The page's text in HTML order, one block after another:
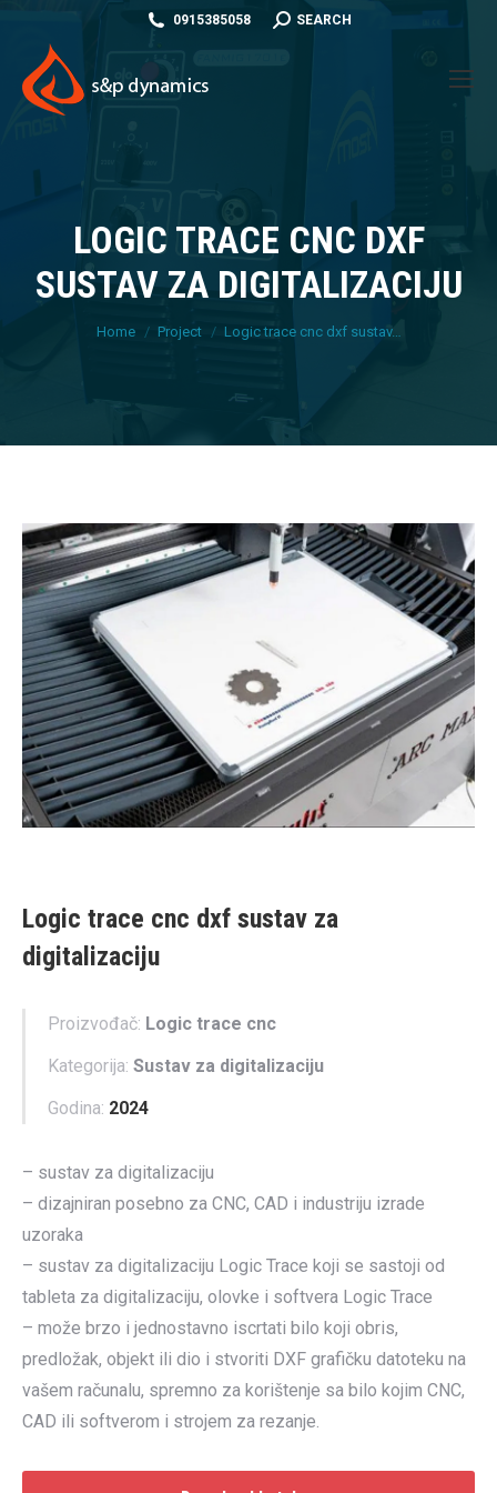
0915385058 SEARCH:
SEARCH
LOGIC TRACE CNC DXF
SUSTAV ZA DIGITALIZACIJU
You are here:
Home Project Logic trace cnc dxf sustav…
Logic trace cnc dxf sustav za
digitalizaciju
Proizvođač: Logic trace cnc
Kategorija: Sustav za digitalizaciju
Godina: 2024
– sustav za digitalizaciju
– dizajniran posebno za CNC, CAD i industriju izrade
uzoraka
– sustav za digitalizaciju Logic Trace koji se sastoji od
tableta za digitalizaciju, olovke i softvera Logic Trace
– može brzo i jednostavno iscrtati bilo koji obris,
predložak, objekt ili dio i stvoriti DXF grafičku datoteku na
vašem računalu, spremno za korištenje sa bilo kojim CNC,
CAD ili softverom i strojem za rezanje.